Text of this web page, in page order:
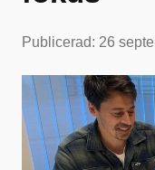
Publicerad: 26